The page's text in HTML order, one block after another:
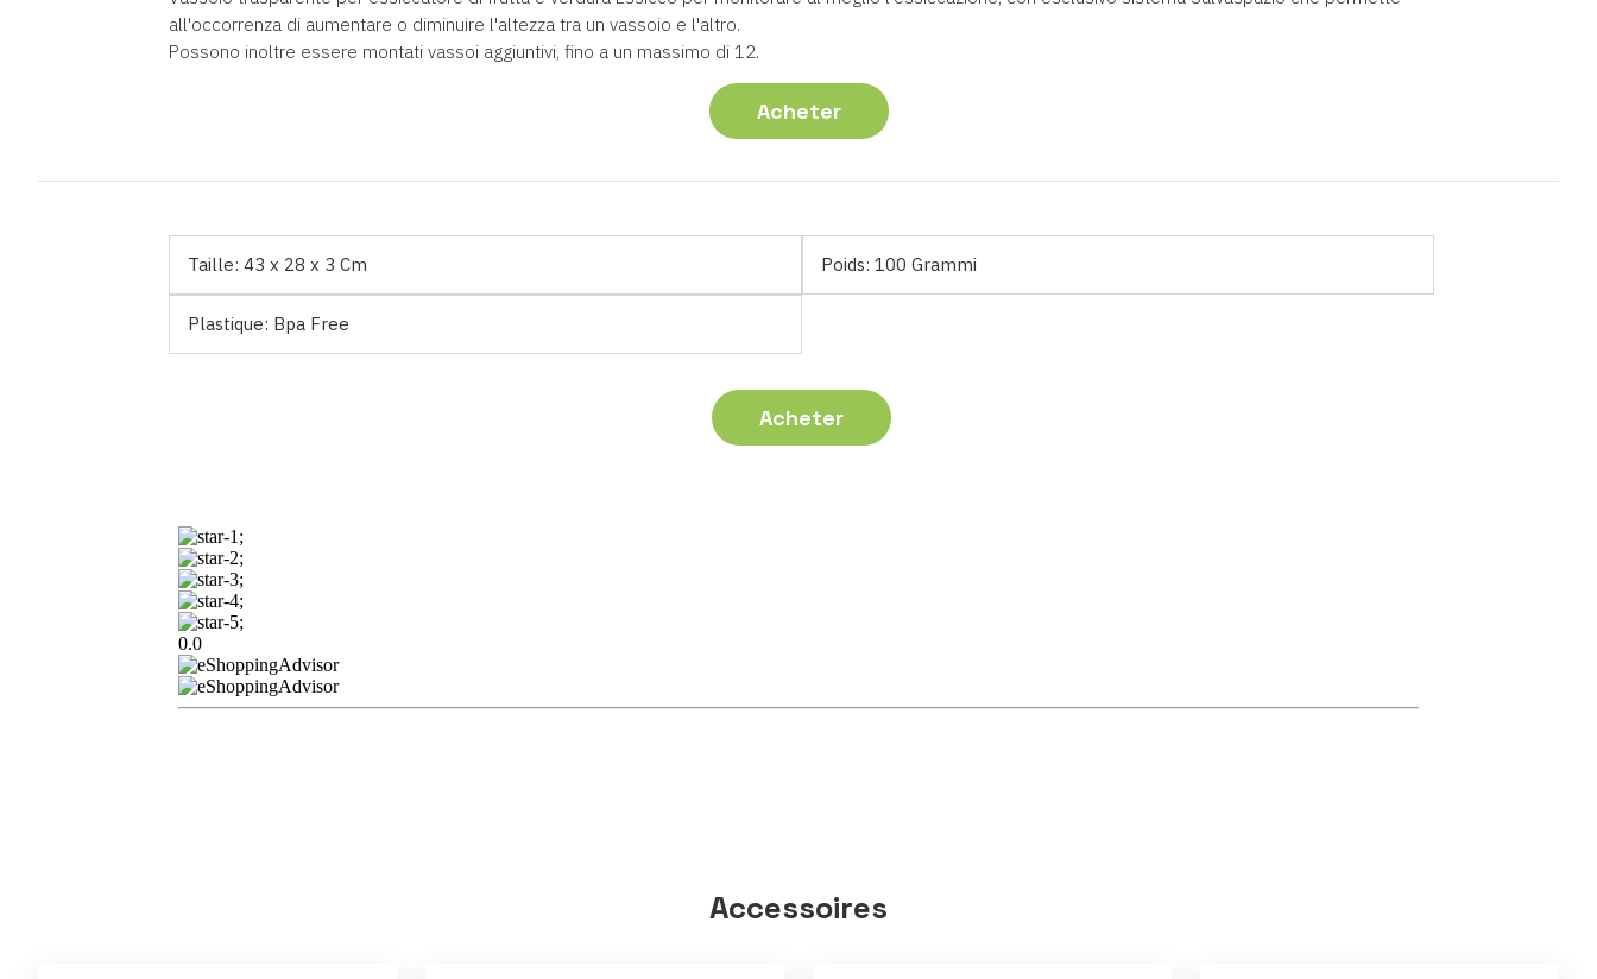
all'occorrenza di aumentare o diminuire l'altezza tra un vassoio e l'altro.
Possono inoltre essere montati vassoi aggiuntivi, fino a un massimo di 12.
Acheter
Taille: 43 x 28 x 3 Cm Poids: 100 Grammi
Plastique: Bpa Free
Acheter
Accessoires